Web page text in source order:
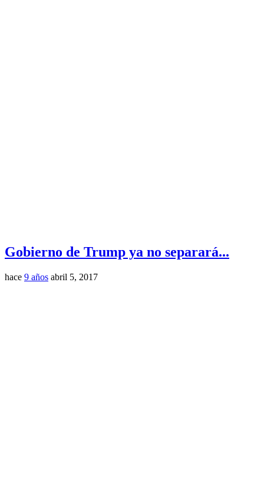
Gobierno de Trump ya no separará...
hace 9 años abril 5, 2017